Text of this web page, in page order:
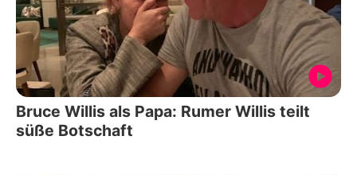
Bruce Willis als Papa: Rumer Willis teilt
süße Botschaft